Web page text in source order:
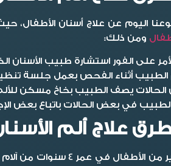
اليوم عن علاج أسنان الأطفال،
ومن ذلك:
على الفور استشارة طبيب
أثناء الفحص بعمل جلسة
يصف الطبيب بخاخ مسكن للألم،
في بعض الحالات باتباع بعض
علاج ألم الأسنان عند
كما أن هذا الألم يؤثر على صحة الطفل والحياة اليومية، وإليكم الإجراءات التي يتم تنفيذها ل